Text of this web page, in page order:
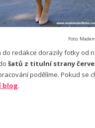
Foto:
redakce dorazily fotky od
šatů z titulní strany
podělíme. Pokud se
blog.